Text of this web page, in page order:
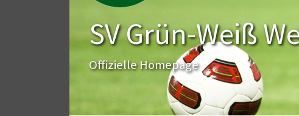
SV Grün-Weiß
Offizielle Homepage